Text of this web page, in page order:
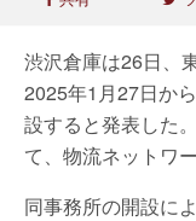
渋沢倉庫は26日、
2025年1月27日か
設すると発表した
て、物流ネットワ
同事務所の開設に